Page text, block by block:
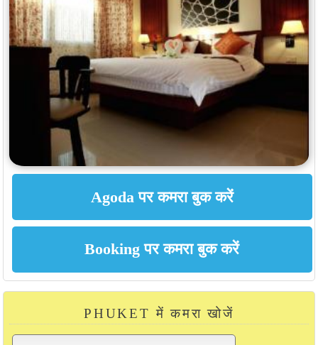
PHUKET में कमरा खोजें